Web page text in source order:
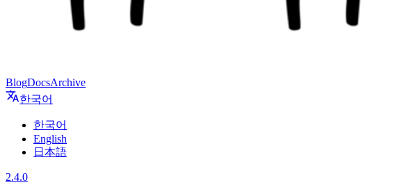
BlogDocsArchive
한국어
한국어
English
日本語
2.4.0